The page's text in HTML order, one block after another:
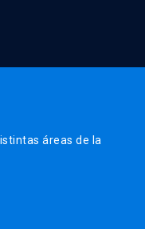
áreas de la